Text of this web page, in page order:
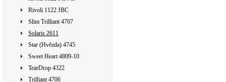
Rivoli 1122 JBC
Slim Trilliant 4707
Solaris 2611
Star (Hvězda) 4745
Sweet Heart 4809-10
TearDrop 4322
Trilliant 4706